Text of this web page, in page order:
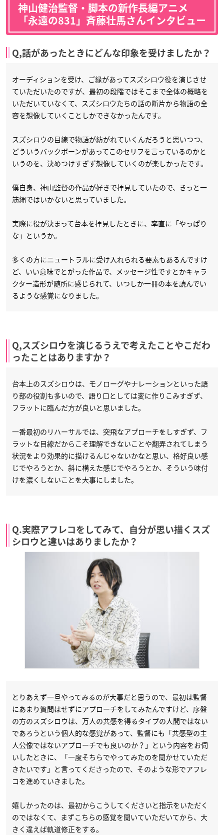
神山健治監督・脚本の新作長編アニメ
「永遠の831」斉藤壮馬さんインタビュー
Q,話があったときにどんな印象を受けましたか？
オーディションを受け、ご縁があってスズシロウ役を演じさせ
ていただいたのですが、最初の段階ではそこまで全体の概略を
いただいていなくて、スズシロウたちの話の断片から物語の全
容を想像していくことしかできなかったんです。
スズシロウの目線で物語が紡がれていくんだろうと思いつつ、
どういうバックボーンがあってこのセリフを言っているのかと
いうのを、決めつけすぎず想像していくのが楽しかったです。
僕自身、神山監督の作品が好きで拝見していたので、きっと一
筋縄ではいかないと思っていました。
実際に役が決まって台本を拝見したときに、率直に「やっぱり
な」というか。
多くの方にニュートラルに受け入れられる要素もあるんですけ
ど、いい意味でとがった作品で、メッセージ性ですとかキャラ
クター造形が随所に感じられて、いつしか一冊の本を読んでい
るような感覚になりました。
Q,スズシロウを演じるうえで考えたことやこだわ
ったことはありますか？
台本上のスズシロウは、モノローグやナレーションといった語
り部の役割も多いので、語り口としては変に作りこみすぎず、
フラットに臨んだ方が良いと思いました。
一番最初のリハーサルでは、突飛なアプローチをしすぎず、フ
ラットな目線だからこそ理解できないことや翻弄されてしまう
状況をより効果的に描けるんじゃないかなと思い、格好良い感
じでやろうとか、斜に構えた感じでやろうとか、そういう味付
けを濃くしないことを大事にしました。
Q.実際アフレコをしてみて、自分が思い描くスズ
シロウと違いはありましたか？
とりあえず一旦やってみるのが大事だと思うので、最初は監督
にあまり質問はせずにアプローチをしてみたんですけど、序盤
の方のスズシロウは、万人の共感を得るタイプの人間ではない
であろうという個人的な感覚があって、監督にも「共感型の主
人公像ではないアプローチでも良いのか？」という内容をお伺
いしたときに、「一度そちらでやってみたのを聞かせていただ
きたいです」と言ってくださったので、そのような形でアフレ
コを進めていきました。
嬉しかったのは、最初からこうしてくださいと指示をいただく
のではなくて、まずこちらの感覚を聞いていただいてから、大
きく違えば軌道修正をする。